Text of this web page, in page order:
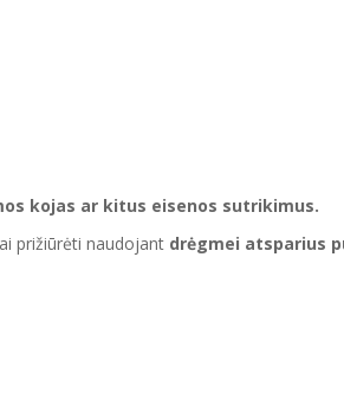
kojas ar kitus eisenos sutrikimus.
prižiūrėti naudojant drėgmei atsparius